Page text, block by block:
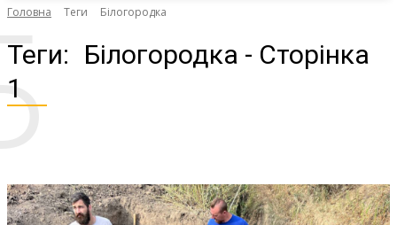
Головна Теги Білогородка
Теги: Білогородка - Сторінка
1